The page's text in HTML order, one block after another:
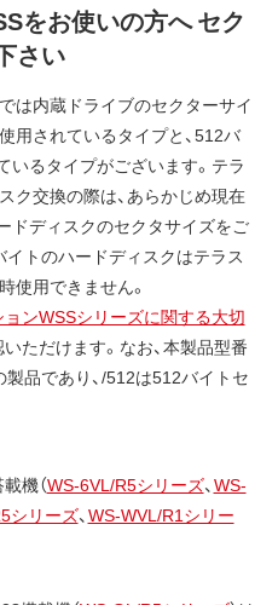
をお使いの方へ セク
さい
は内蔵ドライブのセクターサイ
用されているタイプと、512バ
いるタイプがございます。テラ
ク交換の際は、あらかじめ現在
ドディスクのセクタサイズをご
トのハードディスクはテラス
使用できません。
ンWSSシリーズに関する大切
ただけます。なお、本製品型番
品であり、/512は512バイトセ
機（WS-6VL/R5シリーズ、WS-
シリーズ、WS-WVL/R1シリー